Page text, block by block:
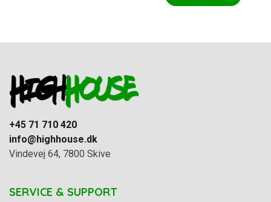
+45 71 710 420
info@highhouse.dk
Vindevej 64, 7800 Skive
SERVICE & SUPPORT